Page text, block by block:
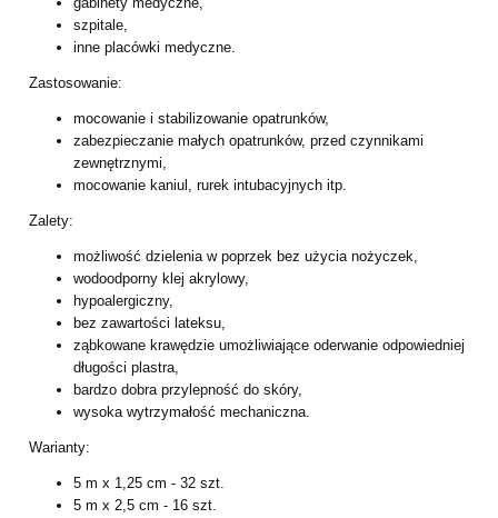
szpitale,
inne placówki medyczne.
Zastosowanie:
mocowanie i stabilizowanie opatrunków,
zabezpieczanie małych opatrunków, przed czynnikami
zewnętrznymi,
mocowanie kaniul, rurek intubacyjnych itp.
Zalety:
możliwość dzielenia w poprzek bez użycia nożyczek,
wodoodporny klej akrylowy,
hypoalergiczny,
bez zawartości lateksu,
ząbkowane krawędzie umożliwiające oderwanie odpowiedniej
długości plastra,
bardzo dobra przylepność do skóry,
wysoka wytrzymałość mechaniczna.
Warianty:
5 m x 1,25 cm - 32 szt.
5 m x 2,5 cm - 16 szt.